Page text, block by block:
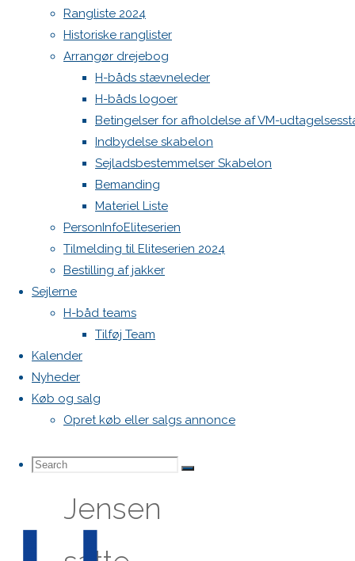
Rangliste 2024
Historiske ranglister
Arrangør drejebog
H-båds stævneleder
H-båds logoer
Betingelser for afholdelse af VM-
Indbydelse skabelon
Sejladsbestemmelser Skabelon
Bemanding
Materiel Liste
PersonInfoEliteserien
Tilmelding til Eliteserien 2024
Bestilling af jakker
Sejlerne
H-båd teams
Tilføj Team
Kalender
Nyheder
Køb og salg
Opret køb eller salgs annonce
Search
Search
for:
Search
Nielsen
vandt
H-
båds
ligastævne
i
Vallensbæk
efter
Høj
Jensen
WordPress.org
Back